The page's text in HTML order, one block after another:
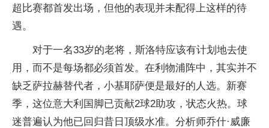
超比赛都首发出场，但他的表现并未配得上这样的待
遇。
对于一名33岁的老将，斯洛特应该有计划地去使
用，而不是每场都必须首发。在利物浦阵中，其实并不
缺乏萨拉赫替代者，小基耶萨便是最好的人选。新赛
季，这位意大利国脚已贡献2球2助攻，状态火热。球
迷普遍认为他已回归昔日顶级水准。分析师乔什·威廉